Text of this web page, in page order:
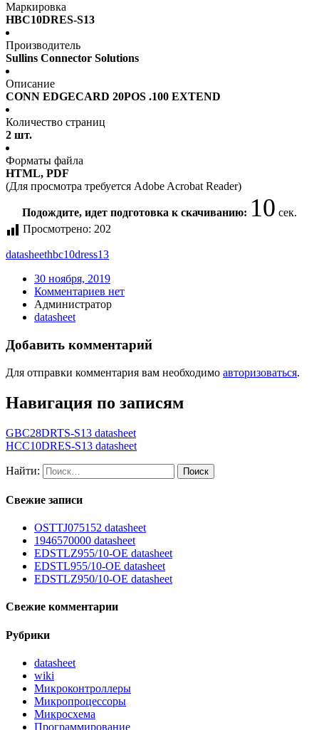
Маркировка
HBC10DRES-S13
Производитель
Sullins Connector Solutions
Описание
CONN EDGECARD 20POS .100 EXTEND
Количество страниц
2 шт.
Форматы файла
HTML, PDF
(Для просмотра требуется Adobe Acrobat Reader)
Подождите, идет подготовка к скачиванию:9сек.
Просмотрено: 202
datasheethbc10dress13
30 ноября, 2019
Комментариев нет
Администратор
datasheet
Добавить комментарий
Для отправки комментария вам необходимо авторизоваться.
Навигация по записям
GBC28DRTS-S13 datasheet
HCC10DRES-S13 datasheet
Найти:
Свежие записи
OSTTJ075152 datasheet
1946570000 datasheet
EDSTLZ955/10-OE datasheet
EDSTL955/10-OE datasheet
EDSTLZ950/10-OE datasheet
Свежие комментарии
Рубрики
datasheet
wiki
Микроконтроллеры
Микропроцессоры
Микросхема
Программирование